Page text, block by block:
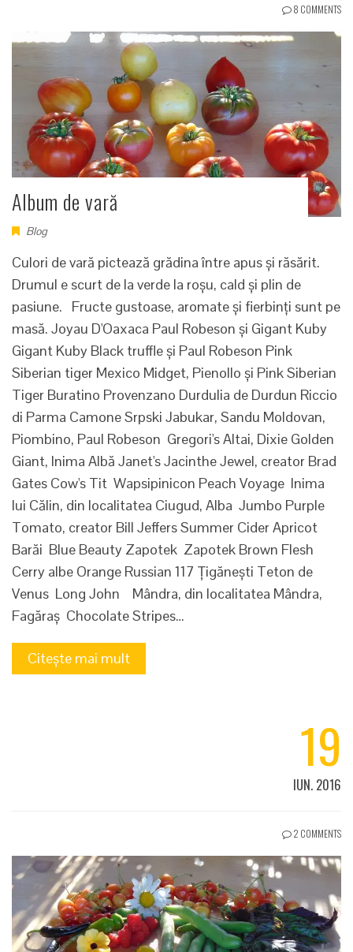
8 COMMENTS
Album de vară
Blog
Culori de vară pictează grădina între apus și răsărit.
Drumul e scurt de la verde la roșu, cald și plin de
pasiune. Fructe gustoase, aromate și fierbinți sunt pe
masă. Joyau D'Oaxaca Paul Robeson și Gigant Kuby
Gigant Kuby Black truffle și Paul Robeson Pink
Siberian tiger Mexico Midget, Pienollo și Pink Siberian
Tiger Buratino Provenzano Durdulia de Durdun Riccio
di Parma Camone Srpski Jabukar, Sandu Moldovan,
Piombino, Paul Robeson Gregori's Altai, Dixie Golden
Giant, Inima Albă Janet's Jacinthe Jewel, creator Brad
Gates Cow's Tit Wapsipinicon Peach Voyage Inima
lui Călin, din localitatea Ciugud, Alba Jumbo Purple
Tomato, creator Bill Jeffers Summer Cider Apricot
Barăi Blue Beauty Zapotek Zapotek Brown Flesh
Cerry albe Orange Russian 117 Țigănești Teton de
Venus Long John Mândra, din localitatea Mândra,
Fagăraș Chocolate Stripes…
Citește mai mult
19
IUN. 2016
2 COMMENTS